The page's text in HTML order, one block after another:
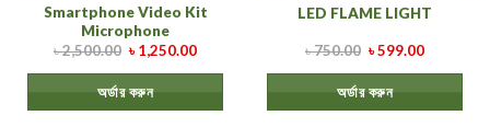
Smartphone Video Kit
Microphone
৳2,500.00 ৳1,250.00
অর্ডার করুন
LED FLAME LIGHT
৳750.00 ৳599.00
অর্ডার করুন